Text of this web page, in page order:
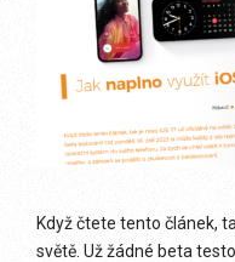
Když čtete tento článek,
světě. Už žádné beta